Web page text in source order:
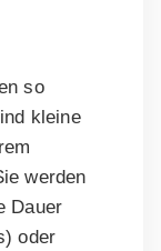
so
kleine
werden
Dauer
oder